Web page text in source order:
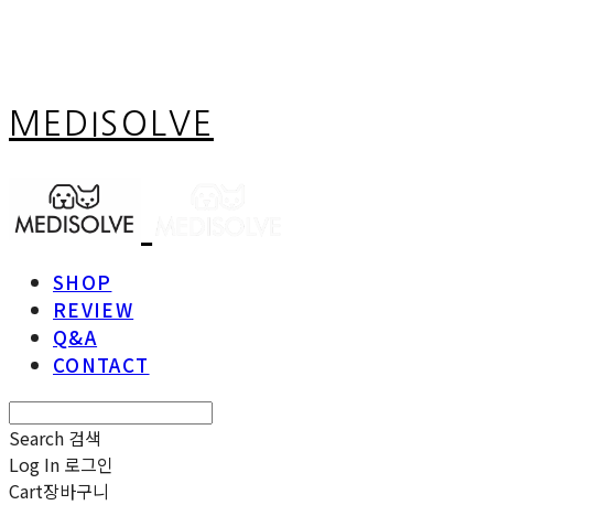
MEDISOLVE
SHOP
REVIEW
Q&A
CONTACT
Search 검색
Log In 로그인
Cart장바구니